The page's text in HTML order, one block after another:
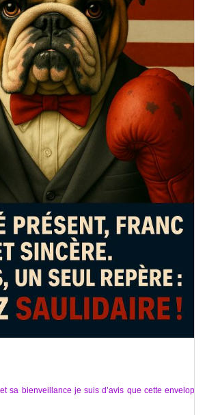
sa bienveillance je suis d’avis que cette enveloppe